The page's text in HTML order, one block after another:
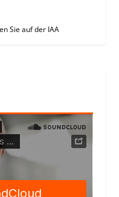
Sie auf der IAA